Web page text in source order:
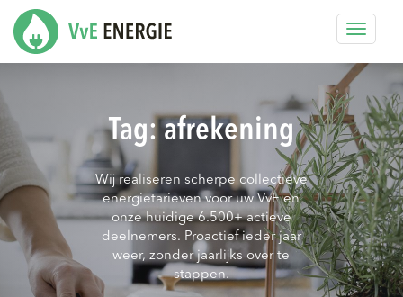
Toggle
Tag:afrekening
Wij realiseren scherpe collectieve
energietarieven voor uw VvE en
onze huidige 6.500+ actieve
deelnemers. Proactief ieder jaar
weer, zonder jaarlijks over te
stappen.